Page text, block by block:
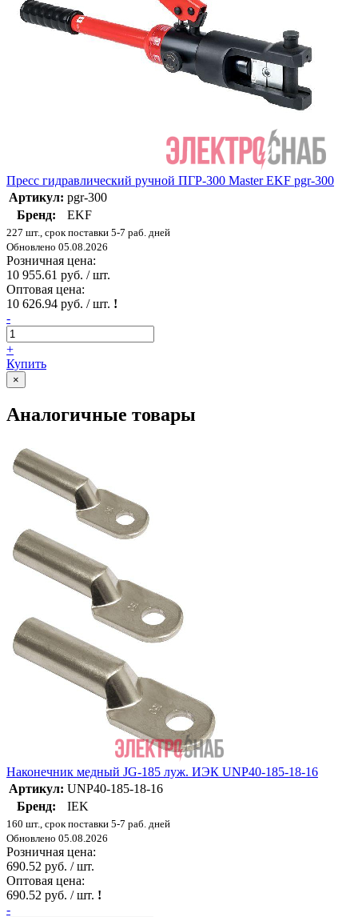
Пресс гидравлический ручной ПГР-300 Master EKF pgr-300
Артикул: pgr-300
Бренд:
EKF
227 шт., срок поставки 5-7 раб. дней
Обновлено 05.08.2026
Розничная цена:
10 955.61 руб. / шт.
Оптовая цена:
10 626.94 руб. / шт. !
-
+
Купить
×
Аналогичные товары
Наконечник медный JG-185 луж. ИЭК UNP40-185-18-16
Артикул: UNP40-185-18-16
Бренд:
IEK
160 шт., срок поставки 5-7 раб. дней
Обновлено 05.08.2026
Розничная цена:
690.52 руб. / шт.
Оптовая цена:
690.52 руб. / шт. !
-